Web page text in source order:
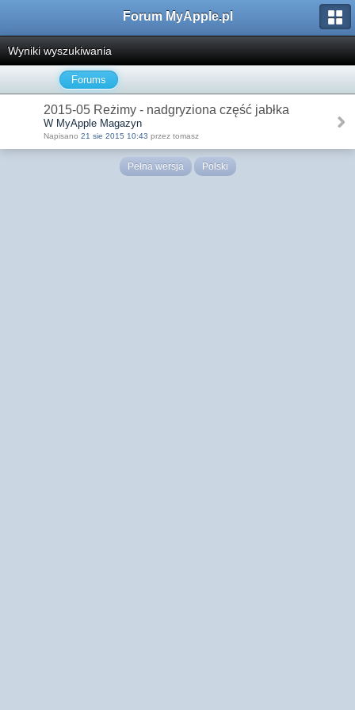
Forum MyApple.pl
Wyniki wyszukiwania
Forums
2015-05 Reżimy - nadgryziona część jabłka
W MyApple Magazyn
Napisano 21 sie 2015 10:43 przez tomasz
Pełna wersja Polski